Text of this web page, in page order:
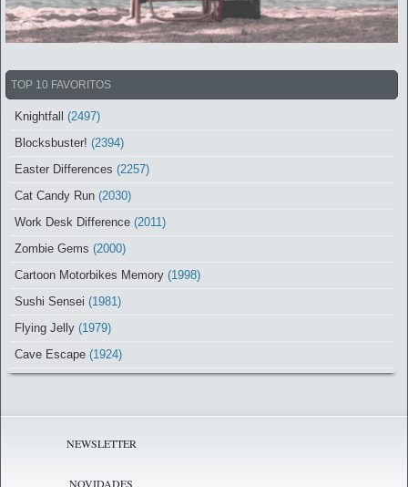
TOP 10 FAVORITOS
Knightfall (2497)
Blocksbuster! (2394)
Easter Differences (2257)
Cat Candy Run (2030)
Work Desk Difference (2011)
Zombie Gems (2000)
Cartoon Motorbikes Memory (1998)
Sushi Sensei (1981)
Flying Jelly (1979)
Cave Escape (1924)
NEWSLETTER
NOVIDADES